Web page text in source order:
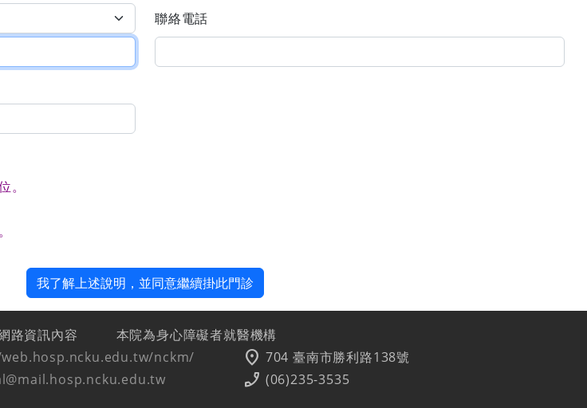
聯絡電話
。
我了解上述說明，並同意繼續掛此門診
路資訊內容
本院為身心障礙者就醫機構
nckm/
location_on 704 臺南市勝利路138號
phone_enabled (06)235-3535